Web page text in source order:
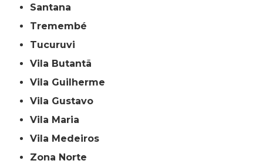
Santana
Tremembé
Tucuruvi
Vila Butantã
Vila Guilherme
Vila Gustavo
Vila Maria
Vila Medeiros
Zona Norte